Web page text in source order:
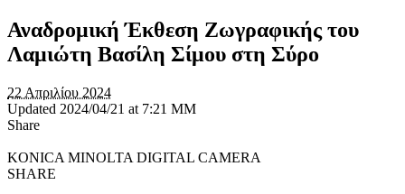
Αναδρομική Έκθεση Ζωγραφικής του
Λαμιώτη Βασίλη Σίμου στη Σύρο
22 Απριλίου 2024
Updated 2024/04/21 at 7:21 ΜΜ
Share
KONICA MINOLTA DIGITAL CAMERA
SHARE